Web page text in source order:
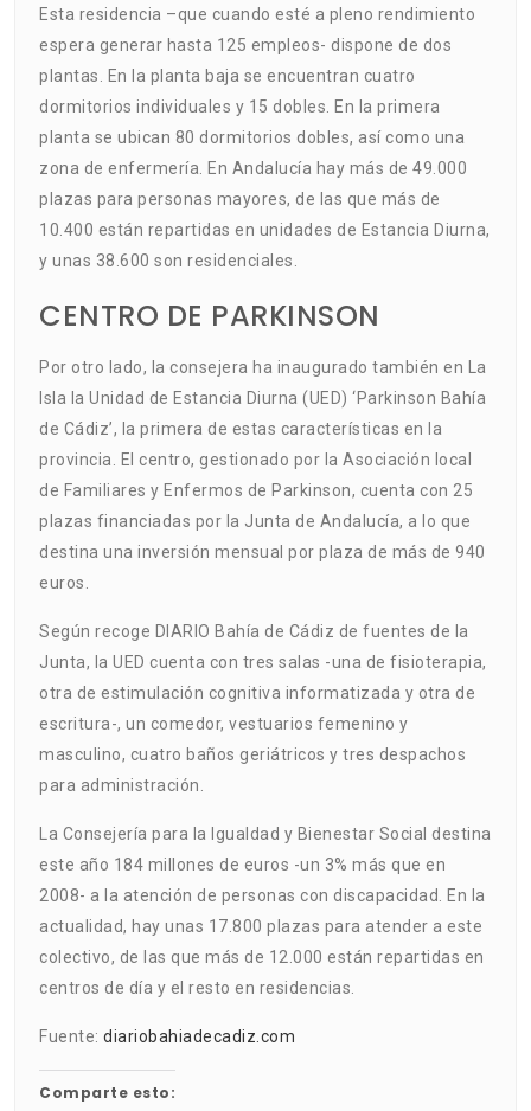
Esta residencia –que cuando esté a pleno rendimiento
espera generar hasta 125 empleos- dispone de dos
plantas. En la planta baja se encuentran cuatro
dormitorios individuales y 15 dobles. En la primera
planta se ubican 80 dormitorios dobles, así como una
zona de enfermería. En Andalucía hay más de 49.000
plazas para personas mayores, de las que más de
10.400 están repartidas en unidades de Estancia Diurna,
y unas 38.600 son residenciales.
CENTRO DE PARKINSON
Por otro lado, la consejera ha inaugurado también en La
Isla la Unidad de Estancia Diurna (UED) ‘Parkinson Bahía
de Cádiz’, la primera de estas características en la
provincia. El centro, gestionado por la Asociación local
de Familiares y Enfermos de Parkinson, cuenta con 25
plazas financiadas por la Junta de Andalucía, a lo que
destina una inversión mensual por plaza de más de 940
euros.
Según recoge DIARIO Bahía de Cádiz de fuentes de la
Junta, la UED cuenta con tres salas -una de fisioterapia,
otra de estimulación cognitiva informatizada y otra de
escritura-, un comedor, vestuarios femenino y
masculino, cuatro baños geriátricos y tres despachos
para administración.
La Consejería para la Igualdad y Bienestar Social destina
este año 184 millones de euros -un 3% más que en
2008- a la atención de personas con discapacidad. En la
actualidad, hay unas 17.800 plazas para atender a este
colectivo, de las que más de 12.000 están repartidas en
centros de día y el resto en residencias.
Fuente: diariobahiadecadiz.com
Comparte esto: